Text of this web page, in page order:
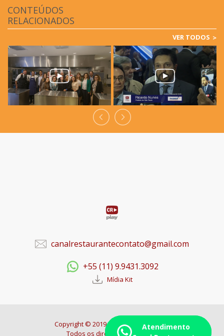
Atendimento
CONTEÚDOS
RELACIONADOS
VER TODOS
canalrestaurantecontato@gmail.com
+55 (11) 9.9431.3092
Mídia Kit
Copyright © 2019. Canal Restaurante -
Todos os direitos reservados.